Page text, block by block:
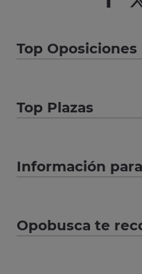
Top Oposiciones
Top Plazas
Información
Opobusca te